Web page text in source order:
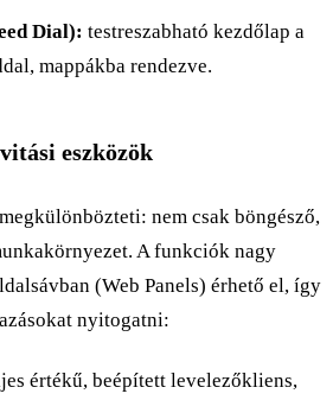
Dial): testreszabható kezdőlap a
mappákba rendezve.
eszközök
nem csak böngésző,
A funkciók nagy
(Web Panels) érhető el, így
nyitogatni:
értékű, beépített levelezőkliens,